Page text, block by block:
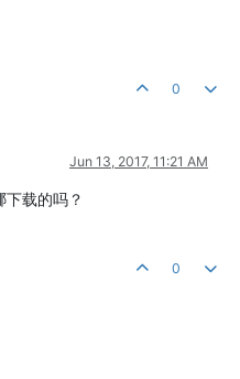
0
Jun 13, 2017, 11:21 AM
载的吗？
0